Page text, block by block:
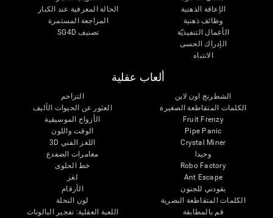
الإعاقة الذهنية
وظائف ذهنية
الأعمال التنفيذيّة
الإدراك الحسى
الانتباه
الحالة المعرفية عند الكبار
المراجعة المستمرة
تصنيف SG4D
ألعاب عقلية
الشطرنج اون لاين
الكلمات المتقاطعة الصغيرة
Fruit Frenzy
Pipe Panic
Crystal Miner
وحيدا
Robo Factory
Ant Escape
يقودني للجنون
الكلمات المتقاطعة البصرية
قم بالمطابقة
التزاحم
العثور عن الحيوات الأليف
الأزواج الموسيقية
الوقت واللون
اللغز الفني 3D
مغامرات الضفدع
خط الحلوى
لغز
الأرقام
لون النحلة
اللعبة العقلية: تفجير البالونات